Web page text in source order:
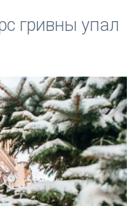
гривны упал